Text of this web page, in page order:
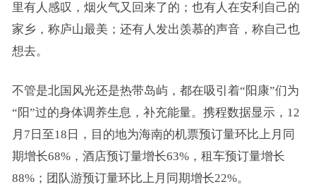
里有人感叹，烟火气又回来了的；也有人在安利自己的
家乡，称庐山最美；还有人发出羡慕的声音，称自己也
想去。
不管是北国风光还是热带岛屿，都在吸引着“阳康”们为
“阳”过的身体调养生息，补充能量。携程数据显示，12
月7日至18日，目的地为海南的机票预订量环比上月同
期增长68%，酒店预订量增长63%，租车预订量增长
88%；团队游预订量环比上月同期增长22%。